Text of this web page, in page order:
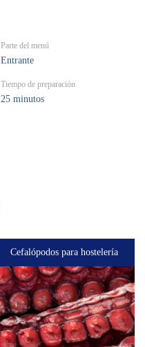
Parte del menú
Entrante
Tiempo de preparación
25 minutos
Cefalópodos para hostelería